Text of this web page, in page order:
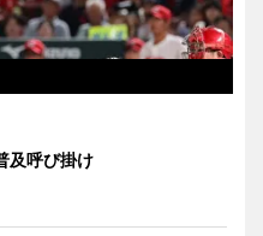
及呼び掛け